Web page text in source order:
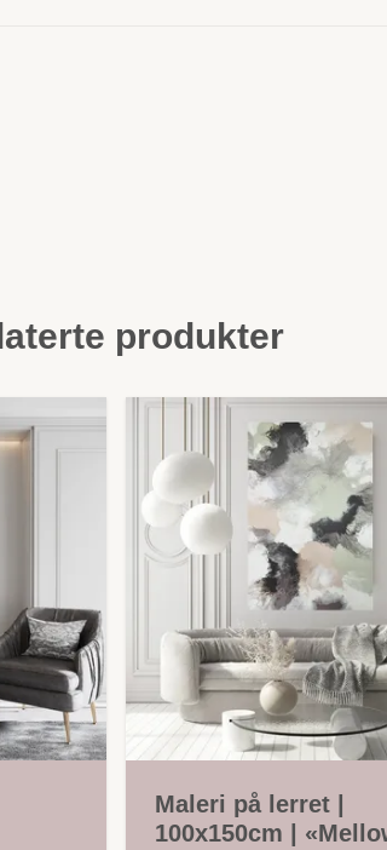
produkter
Maleri på lerret |
100x150cm |